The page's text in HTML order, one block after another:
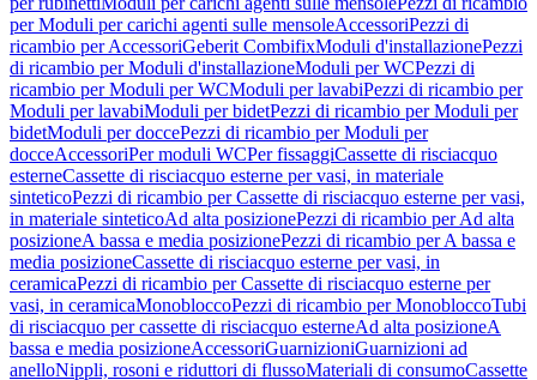
per Moduli per carichi agenti sulle mensoleAccessoriPezzi di
ricambio per AccessoriGeberit CombifixModuli d'installazionePezzi
di ricambio per Moduli d'installazioneModuli per WCPezzi di
ricambio per Moduli per WCModuli per lavabiPezzi di ricambio per
Moduli per lavabiModuli per bidetPezzi di ricambio per Moduli per
bidetModuli per doccePezzi di ricambio per Moduli per
docceAccessoriPer moduli WCPer fissaggiCassette di risciacquo
esterneCassette di risciacquo esterne per vasi, in materiale
sinteticoPezzi di ricambio per Cassette di risciacquo esterne per vasi,
in materiale sinteticoAd alta posizionePezzi di ricambio per Ad alta
posizioneA bassa e media posizionePezzi di ricambio per A bassa e
media posizioneCassette di risciacquo esterne per vasi, in
ceramicaPezzi di ricambio per Cassette di risciacquo esterne per
vasi, in ceramicaMonobloccoPezzi di ricambio per MonobloccoTubi
di risciacquo per cassette di risciacquo esterneAd alta posizioneA
bassa e media posizioneAccessoriGuarnizioniGuarnizioni ad
anelloNippli, rosoni e riduttori di flussoMateriali di consumoCassette